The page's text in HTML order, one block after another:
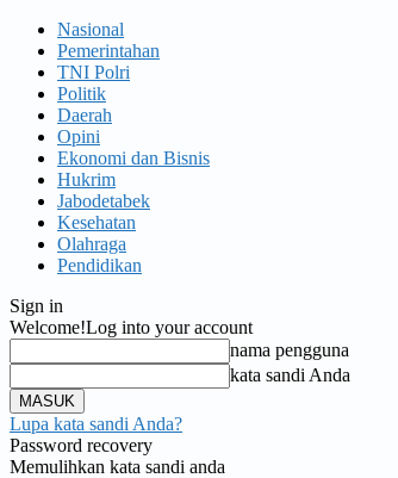
Nasional
Pemerintahan
TNI Polri
Politik
Daerah
Opini
Ekonomi dan Bisnis
Hukrim
Jabodetabek
Kesehatan
Olahraga
Pendidikan
Sign in
Welcome!Log into your account
nama pengguna
kata sandi Anda
Lupa kata sandi Anda?
Password recovery
Memulihkan kata sandi anda